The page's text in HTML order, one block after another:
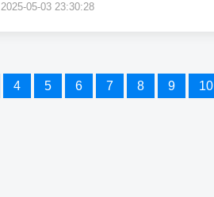
2025-05-03 23:30:28
4 5 6 7 8 9 10